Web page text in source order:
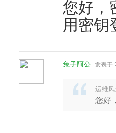
您好，
用密钥
兔子阿公 发表于
运维风
您好